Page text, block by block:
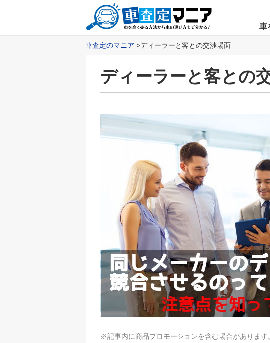
車
車査定のマニア ディーラーと客との交渉場面
ディーラーと客との
※記事内に商品プロモーションを含む場合があります